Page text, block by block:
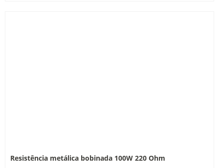
Resistência metálica bobinada 100W 220 Ohm